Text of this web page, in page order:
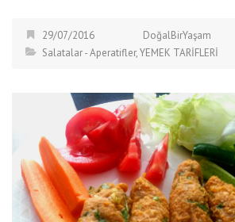
29/07/2016
DoğalBirYaşam
Salatalar - Aperatifler,YEMEK TARİFLERİ